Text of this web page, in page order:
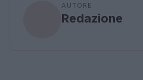
AUTORE
Redazione